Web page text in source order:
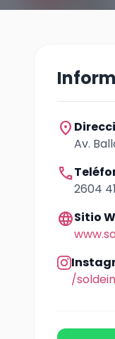
location_on
Av.
call
2604
languageSitio
/